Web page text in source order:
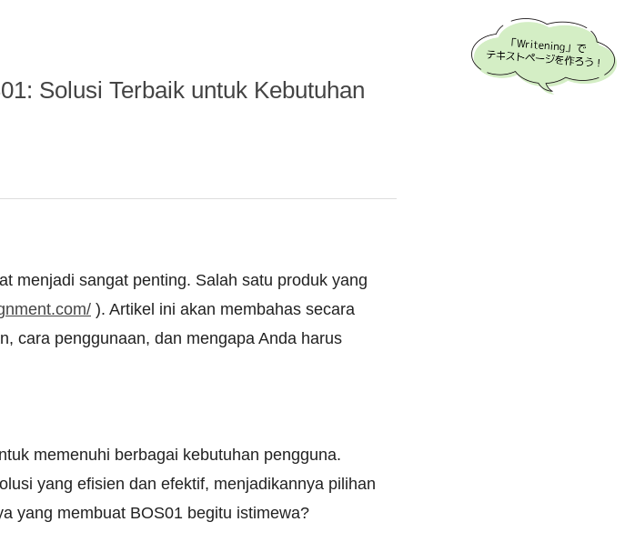
Solusi Terbaik untuk Kebutuhan
menjadi sangat penting. Salah satu produk yang
). Artikel ini akan membahas secara
cara penggunaan, dan mengapa Anda harus
memenuhi berbagai kebutuhan pengguna.
yang efisien dan efektif, menjadikannya pilihan
yang membuat BOS01 begitu istimewa?